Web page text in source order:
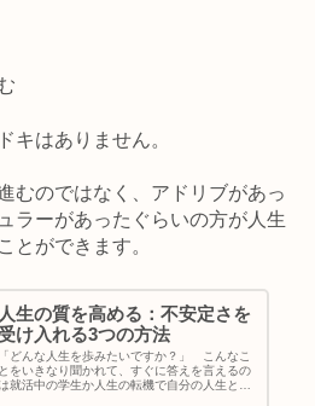
キはありません。
むのではなく、アドリブがあっ
ラーがあったぐらいの方が人生
とができます。
人生の質を高める：不安定さを
受け入れる3つの方法
「どんな人生を歩みたいですか？」 こんなこ
とをいきなり聞かれて、すぐに答えを言えるの
就活中の学生か人生の転機で自分の人生とじ